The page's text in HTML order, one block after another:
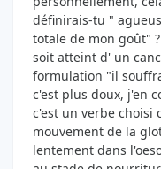
définirais-tu "
totale de mon goût"
soit atteint d' un
formulation "il
c'est plus doux, j'en
c'est un verbe choisi
mouvement de la
lentement dans